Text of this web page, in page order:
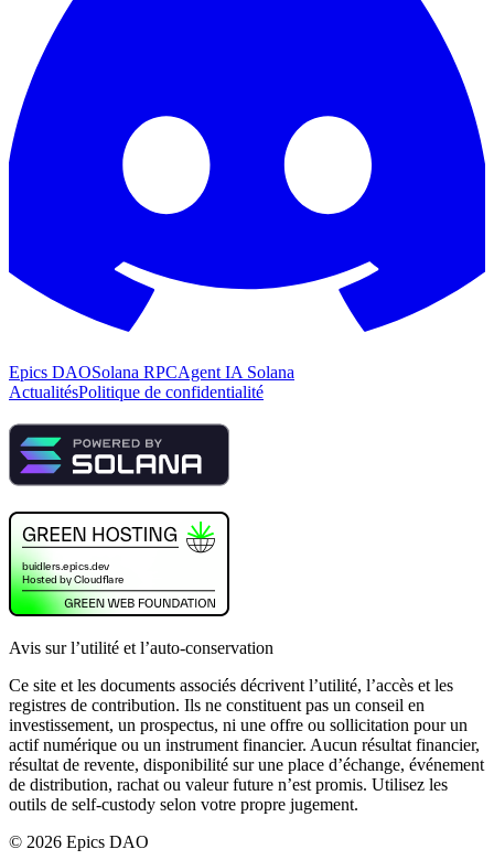
Epics DAOSolana RPCAgent IA Solana
ActualitésPolitique de confidentialité
Avis sur l’utilité et l’auto-conservation
Ce site et les documents associés décrivent l’utilité, l’accès et les
registres de contribution. Ils ne constituent pas un conseil en
investissement, un prospectus, ni une offre ou sollicitation pour un
actif numérique ou un instrument financier. Aucun résultat financier,
résultat de revente, disponibilité sur une place d’échange, événement
de distribution, rachat ou valeur future n’est promis. Utilisez les
outils de self-custody selon votre propre jugement.
© 2026 Epics DAO